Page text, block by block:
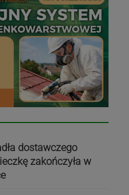
dostawczego
zakończyła w